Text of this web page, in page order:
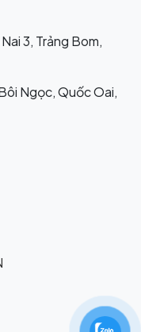
3, Trảng Bom,
Ngọc, Quốc Oai,